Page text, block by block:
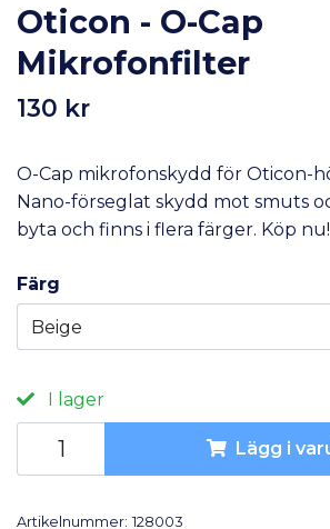
Oticon - O-Cap
Mikrofonfilter
130 kr
O-Cap mikrofonskydd för Oticon-
Nano-förseglat skydd mot smuts
byta och finns i flera färger. Köp nu!
Färg
Beige
I lager
Lägg i
Artikelnummer: 128003